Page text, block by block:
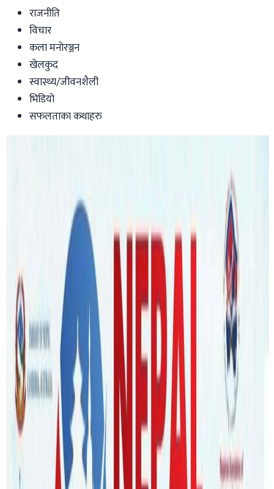
राजनीति
विचार
कला मनोरञ्जन
खेलकुद
स्वास्थ्य/जीवनशैली
भिडियो
सफलताका कथाहरु
काउन्सिलरद्वारा सपथ ग्रहण, नेपाली भेषमै
Nepaltube Australia